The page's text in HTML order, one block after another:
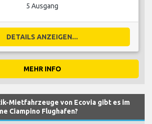
5 Ausgang
DETAILS ANZEIGEN...
MEHR INFO
Mietfahrzeuge von Ecovia gibt es im
Ciampino Flughafen?